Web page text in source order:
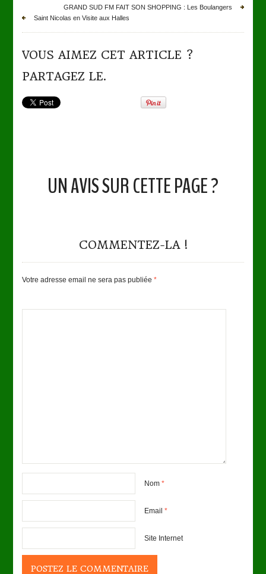
GRAND SUD FM FAIT SON SHOPPING : Les Boulangers
Saint Nicolas en Visite aux Halles
VOUS AIMEZ CET ARTICLE ?
PARTAGEZ LE.
UN AVIS SUR CETTE PAGE ?
COMMENTEZ-LA !
Votre adresse email ne sera pas publiée*
Nom *
Email *
Site Internet